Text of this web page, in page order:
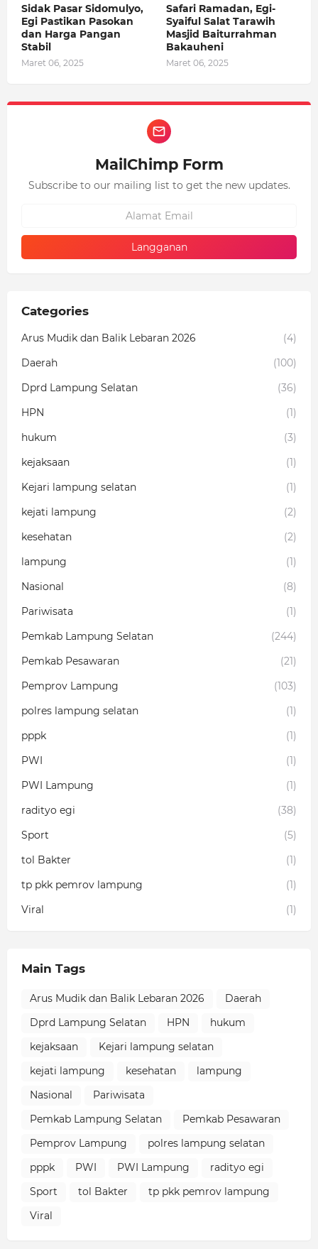
Sidak Pasar Sidomulyo,
Egi Pastikan Pasokan
dan Harga Pangan
Stabil
Maret 06, 2025
Safari Ramadan, Egi-
Syaiful Salat Tarawih
Masjid Baiturrahman
Bakauheni
Maret 06, 2025
MailChimp Form
Subscribe to our mailing list to get the new updates.
Categories
Arus Mudik dan Balik Lebaran 2026
(4)
Daerah
(100)
Dprd Lampung Selatan
(36)
HPN
(1)
hukum
(3)
kejaksaan
(1)
Kejari lampung selatan
(1)
kejati lampung
(2)
kesehatan
(2)
lampung
(1)
Nasional
(8)
Pariwisata
(1)
Pemkab Lampung Selatan
(244)
Pemkab Pesawaran
(21)
Pemprov Lampung
(103)
polres lampung selatan
(1)
pppk
(1)
PWI
(1)
PWI Lampung
(1)
radityo egi
(38)
Sport
(5)
tol Bakter
(1)
tp pkk pemrov lampung
(1)
Viral
(1)
Main Tags
Arus Mudik dan Balik Lebaran 2026
Daerah
Dprd Lampung Selatan
HPN
hukum
kejaksaan
Kejari lampung selatan
kejati lampung
kesehatan
lampung
Nasional
Pariwisata
Pemkab Lampung Selatan
Pemkab Pesawaran
Pemprov Lampung
polres lampung selatan
pppk
PWI PWI Lampung
radityo egi
Sport
tol Bakter
tp pkk pemrov lampung
Viral